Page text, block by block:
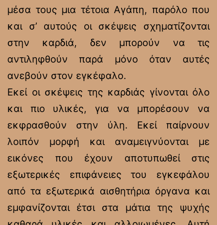
μέσα τους μια τέτοια Αγάπη, παρόλο που
και σ’ αυτούς οι σκέψεις σχηματίζονται
στην καρδιά, δεν μπορούν να τις
αντιληφθούν παρά μόνο όταν αυτές
ανεβούν στον εγκέφαλο.
Εκεί οι σκέψεις της καρδιάς γίνονται όλο
και πιο υλικές, για να μπορέσουν να
εκφρασθούν στην ύλη. Εκεί παίρνουν
λοιπόν μορφή και αναμειγνύονται με
εικόνες που έχουν αποτυπωθεί στις
εξωτερικές επιφάνειες του εγκεφάλου
από τα εξωτερικά αισθητήρια όργανα και
εμφανίζονται έτσι στα μάτια της ψυχής